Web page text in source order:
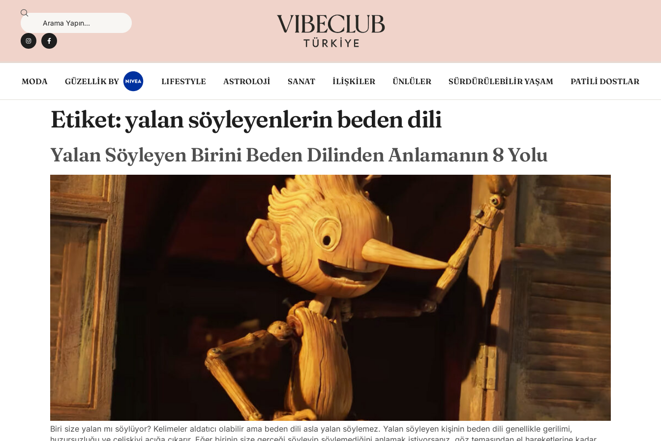
MODA GÜZELLİK BY LIFESTYLE ASTROLOJİ SANAT İLİŞKİLER ÜNLÜLER SÜRDÜRÜLEBİLİR YAŞAM PATİLİ DOSTLAR
Etiket:yalan söyleyenlerin beden dili
Yalan Söyleyen Birini Beden Dilinden Anlamanın 8 Yolu
Biri size yalan mı söylüyor? Kelimeler aldatıcı olabilir ama beden dili asla yalan söylemez. Yalan söyleyen kişinin beden dili genellikle gerilimi,